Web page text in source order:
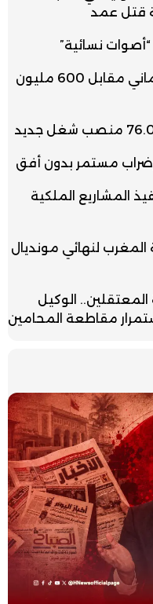
قتل عمد
نسائية”
الرجاء يحسم صفقة الدحماني مقابل 600 مليون
مستمر بدون أفق
لتنفيذ المشاريع الملكية
المغرب لنهائي مونديال
الوكيل
مقاطعة المحامين